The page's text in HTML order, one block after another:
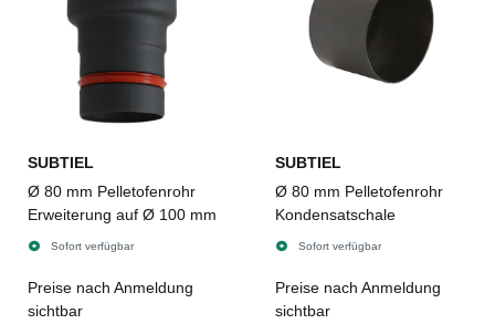
SUBTIEL
Ø 80 mm Pelletofenrohr
Erweiterung auf Ø 100 mm
Sofort verfügbar
Preise nach Anmeldung
sichtbar
SUBTIEL
Ø 80 mm Pelletofenrohr
Kondensatschale
Sofort verfügbar
Preise nach Anmeldung
sichtbar